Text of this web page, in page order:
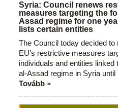
Syria: Council renews
measures targeting the
Assad regime for one
lists certain entities
The Council today decided to
EU’s restrictive measures
individuals and entities linked
al-Assad regime in Syria until
Tovább »